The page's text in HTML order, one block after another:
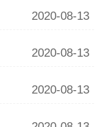
2020-08-13
2020-08-13
2020-08-13